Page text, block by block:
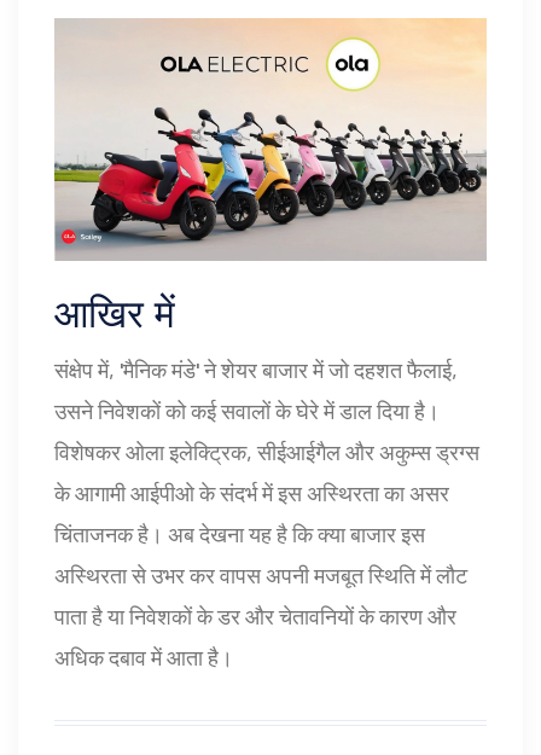
आखिर में
संक्षेप में, 'मैनिक मंडे' ने शेयर बाजार में जो दहशत फैलाई,
उसने निवेशकों को कई सवालों के घेरे में डाल दिया है।
विशेषकर ओला इलेक्ट्रिक, सीईआईगैल और अकुम्स ड्रग्स
के आगामी आईपीओ के संदर्भ में इस अस्थिरता का असर
चिंताजनक है। अब देखना यह है कि क्या बाजार इस
अस्थिरता से उभर कर वापस अपनी मजबूत स्थिति में लौट
पाता है या निवेशकों के डर और चेतावनियों के कारण और
अधिक दबाव में आता है।